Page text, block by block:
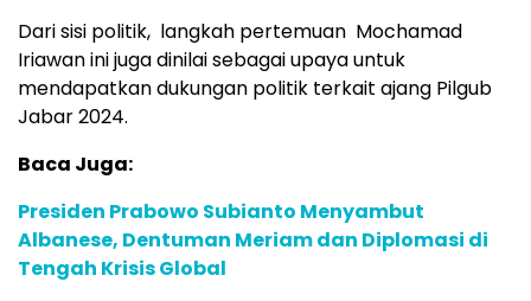
Dari sisi politik, langkah pertemuan Mochamad
Iriawan ini juga dinilai sebagai upaya untuk
mendapatkan dukungan politik terkait ajang Pilgub
Jabar 2024.
Baca Juga:
Presiden Prabowo Subianto Menyambut
Albanese, Dentuman Meriam dan Diplomasi di
Tengah Krisis Global